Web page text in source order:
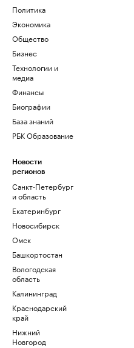
Политика
Экономика
Общество
Бизнес
Технологии и
медиа
Финансы
Биографии
База знаний
РБК Образование
Новости
регионов
Санкт-Петербург
и область
Екатеринбург
Новосибирск
Омск
Башкортостан
Вологодская
область
Калининград
Краснодарский
край
Нижний
Новгород